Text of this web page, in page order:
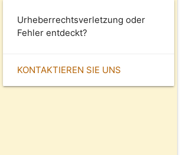
Urheberrechtsverletzung oder
Fehler entdeckt?
KONTAKTIEREN SIE UNS